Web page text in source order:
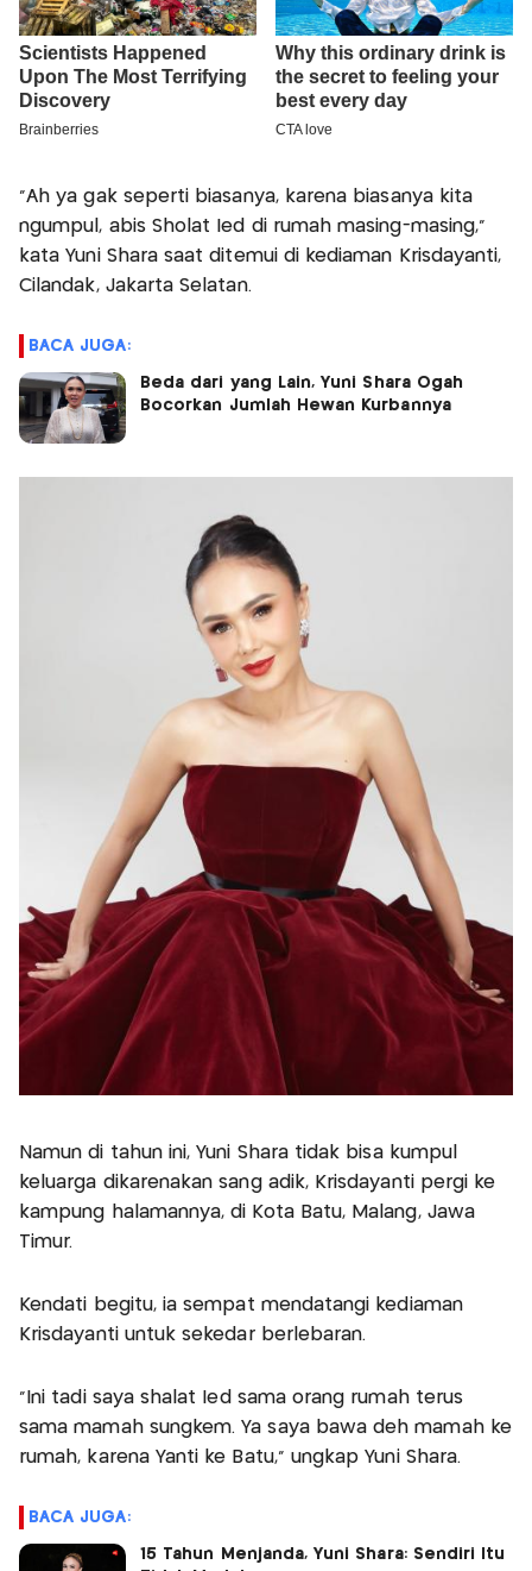
"Ah ya gak seperti biasanya, karena biasanya kita
ngumpul, abis Sholat Ied di rumah masing-masing,"
kata Yuni Shara saat ditemui di kediaman Krisdayanti,
Cilandak, Jakarta Selatan.
BACA JUGA:
Beda dari yang Lain, Yuni Shara Ogah
Bocorkan Jumlah Hewan Kurbannya
Namun di tahun ini, Yuni Shara tidak bisa kumpul
keluarga dikarenakan sang adik, Krisdayanti pergi ke
kampung halamannya, di Kota Batu, Malang, Jawa
Timur.
Kendati begitu, ia sempat mendatangi kediaman
Krisdayanti untuk sekedar berlebaran.
"Ini tadi saya shalat Ied sama orang rumah terus
sama mamah sungkem. Ya saya bawa deh mamah ke
rumah, karena Yanti ke Batu," ungkap Yuni Shara.
BACA JUGA:
15 Tahun Menjanda, Yuni Shara: Sendiri Itu